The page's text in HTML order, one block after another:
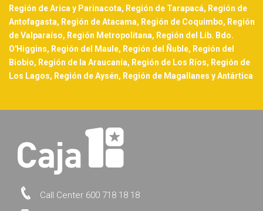
Región de Arica y Parinacota, Región de Tarapacá, Región de
Antofagasta, Región de Atacama, Región de Coquimbo, Región
de Valparaíso, Región Metropolitana, Región del Lib. Bdo.
O'Higgins, Región del Maule, Región del Ñuble, Región del
Biobio, Región de la Araucanía, Región de Los Ríos, Región de
Los Lagos, Región de Aysén, Región de Magallanes y Antártica
Call Center 600 718 18 18